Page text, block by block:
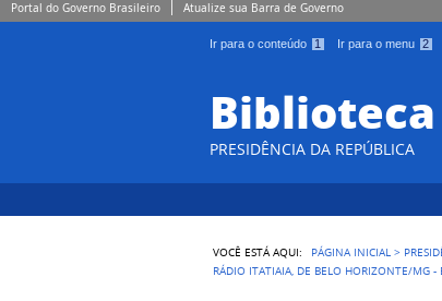
Portal do Governo Brasileiro Atualize sua Barra de Governo
Ir para o conteúdo 1 Ir para o menu 2
Biblioteca
PRESIDÊNCIA DA REPÚBLICA
VOCÊ ESTÁ AQUI: PÁGINA INICIAL >
RÁDIO ITATIAIA, DE BELO HORIZONTE/MG -